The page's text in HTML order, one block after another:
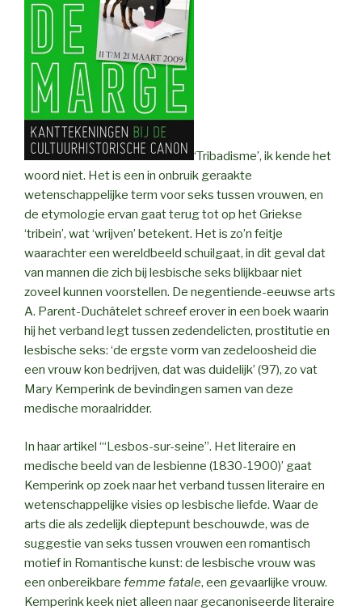
‘Tribadisme’, ik kende het
woord niet. Het is een in onbruik geraakte
wetenschappelijke term voor seks tussen vrouwen, en
de etymologie ervan gaat terug tot op het Griekse
‘tribein’, wat ‘wrijven’ betekent. Het is zo’n feitje
waarachter een wereldbeeld schuilgaat, in dit geval dat
van mannen die zich bij lesbische seks blijkbaar niet
zoveel kunnen voorstellen. De negentiende-eeuwse arts
A. Parent-Duchâtelet schreef erover in een boek waarin
hij het verband legt tussen zedendelicten, prostitutie en
lesbische seks: ‘de ergste vorm van zedeloosheid die
een vrouw kon bedrijven, dat was duidelijk’ (97), zo vat
Mary Kemperink de bevindingen samen van deze
medische moraalridder.
In haar artikel ‘“Lesbos-sur-seine”. Het literaire en
medische beeld van de lesbienne (1830-1900)’ gaat
Kemperink op zoek naar het verband tussen literaire en
wetenschappelijke visies op lesbische liefde. Waar de
arts die als zedelijk dieptepunt beschouwde, was de
suggestie van seks tussen vrouwen een romantisch
motief in Romantische kunst: de lesbische vrouw was
een onbereikbare femme fatale, een gevaarlijke vrouw.
Kemperink keek niet alleen naar gecanoniseerde literaire